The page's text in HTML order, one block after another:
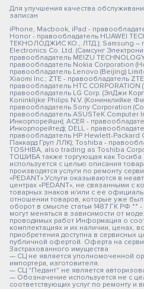
Для улучшения качества
записан
iPhone, Macbook, iPad -
Honor - правообладатель HUAWEI
ТЕКНОЛОДЖИС КО., ЛТД.); Samsung –
Electronics Co. Ltd. (Самсунг
правообладатель MEIZU
правообладатель Nokia Corporation
правообладатель Lenovo (Beijing)
Xiaomi Inc.; ZTE - правообладатель
правообладатель HTC
правообладатель LG Corp. (ЭлДжи
Koninklijke Philips N.V. (Конинклийке
правообладатель Sony Corporation
правообладатель ASUSTeK Computer
Инкорпорейшн); ACER -
Инкорпорейтед); DELL -
правообладатель HP Hewlett-Packard
Паккард Груп ЛЛК); Toshiba -
TOSHIBA, also trading as Toshiba
ТОШИБА также торгующая как Тосиба
используется с целью описания
производятся услуги по ремонту
«PEDANT».Услуги оказываются в
центрах «PEDANT», не связанными с
товарных знаков и/или с ее
отношении товаров, которые уже
оборот в смысле статьи 1487 ГК РФ **
могут меняться в зависимости от
проводимых работ Информация о
комплектациях и их наличии, ценах,
приобретения доступна в сервисных
публичной офертой. Оферта на
Застрахованного имущества
— СЦ не является уполномоченной
импортера, изготовителя.
— СЦ "Педант" не является
— Обозначение используется не с
соответствующих услуг по ремонту и